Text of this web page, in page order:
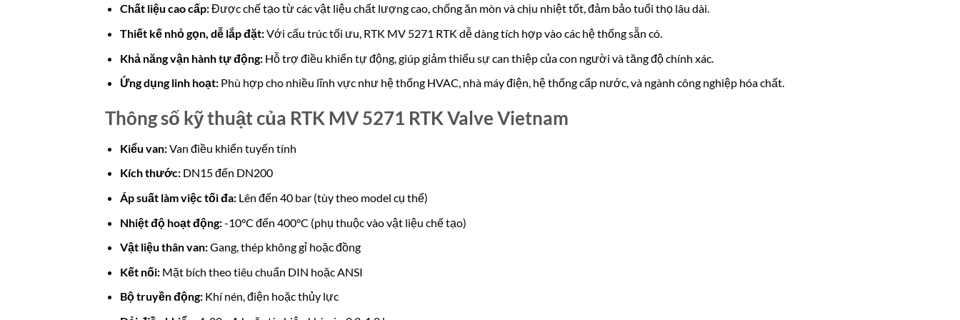
Chất liệu cao cấp:Được chế tạo từ các vật liệu chất lượng cao, chống ăn mòn và chịu nhiệt tốt, đảm bảo tuổi thọ lâu dài.
Thiết kế nhỏ gọn, dễ lắp đặt:Với cấu trúc tối ưu, RTK MV 5271 RTK dễ dàng tích hợp vào các hệ thống sẵn có.
Khả năng vận hành tự động:Hỗ trợ điều khiển tự động, giúp giảm thiểu sự can thiệp của con người và tăng độ chính xác.
Ứng dụng linh hoạt:Phù hợp cho nhiều lĩnh vực như hệ thống HVAC, nhà máy điện, hệ thống cấp nước, và ngành công nghiệp hóa chất.
Thông số kỹ thuật của RTK MV 5271 RTK Valve Vietnam
Kiểu van:Van điều khiển tuyến tính
Kích thước:DN15 đến DN200
Áp suất làm việc tối đa:Lên đến 40 bar (tùy theo model cụ thể)
Nhiệt độ hoạt động:-10°C đến 400°C (phụ thuộc vào vật liệu chế tạo)
Vật liệu thân van:Gang, thép không gỉ hoặc đồng
Kết nối:Mặt bích theo tiêu chuẩn DIN hoặc ANSI
Bộ truyền động:Khí nén, điện hoặc thủy lực